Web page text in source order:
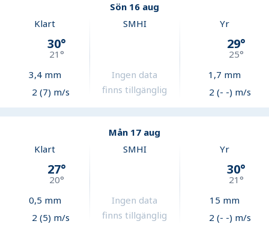
Sön 16 aug
Klart
30°
21°
3,4mm
2 (7) m/s
SMHI
Ingen data
finns tillgänglig
Yr
29°
25°
1,7 mm
2 (- -) m/s
Mån 17 aug
Klart
27°
20°
0,5 mm
2 (5) m/s
SMHI
Ingen data
finns tillgänglig
Yr
30°
21°
15 mm
2 (- -) m/s